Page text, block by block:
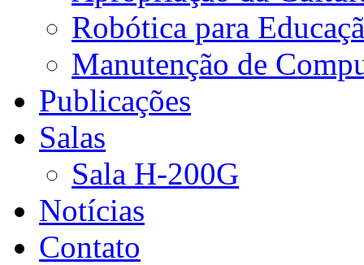
Robótica para
Manutenção de
Publicações
Salas
Sala H-200G
Notícias
Contato